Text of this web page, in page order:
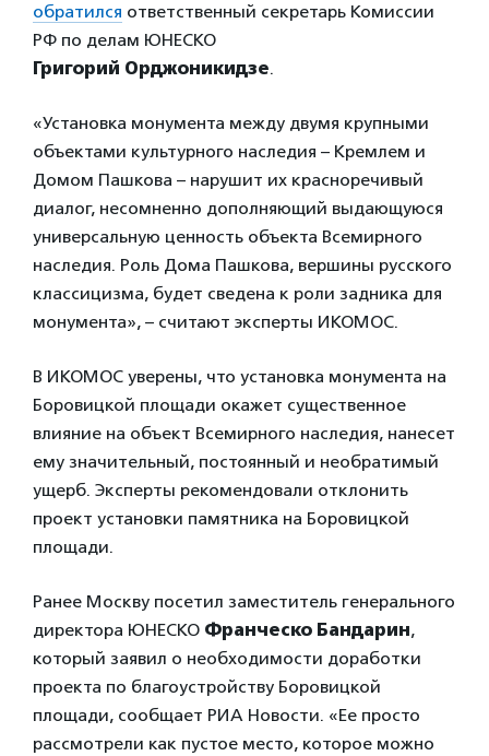
обратился ответственный секретарь Комиссии
РФ по делам ЮНЕСКО
Григорий Орджоникидзе.
«Установка монумента между двумя крупными
объектами культурного наследия – Кремлем и
Домом Пашкова – нарушит их красноречивый
диалог, несомненно дополняющий выдающуюся
универсальную ценность объекта Всемирного
наследия. Роль Дома Пашкова, вершины русского
классицизма, будет сведена к роли задника для
монумента», – считают эксперты ИКОМОС.
В ИКОМОС уверены, что установка монумента на
Боровицкой площади окажет существенное
влияние на объект Всемирного наследия, нанесет
ему значительный, постоянный и необратимый
ущерб. Эксперты рекомендовали отклонить
проект установки памятника на Боровицкой
площади.
Ранее Москву посетил заместитель генерального
директора ЮНЕСКО Франческо Бандарин,
который заявил о необходимости доработки
проекта по благоустройству Боровицкой
площади, сообщает РИА Новости. «Ее просто
рассмотрели как пустое место, которое можно